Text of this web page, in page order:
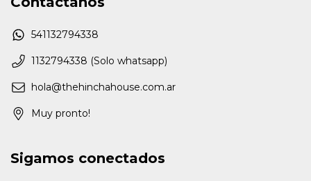
541132794338
1132794338 (Solo whatsapp)
hola@thehinchahouse.com.ar
Muy pronto!
Sigamos conectados